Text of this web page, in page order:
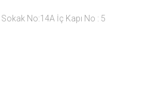
No:14A İç Kapı No : 5